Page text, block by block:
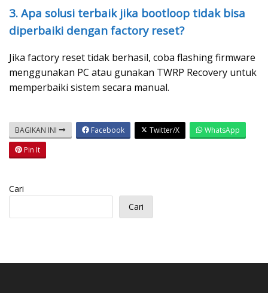
3. Apa solusi terbaik jika bootloop tidak bisa
diperbaiki dengan factory reset?
Jika factory reset tidak berhasil, coba flashing firmware
menggunakan PC atau gunakan TWRP Recovery untuk
memperbaiki sistem secara manual.
BAGIKAN INI Facebook Twitter/X
WhatsApp
Pin It
Cari
Cari